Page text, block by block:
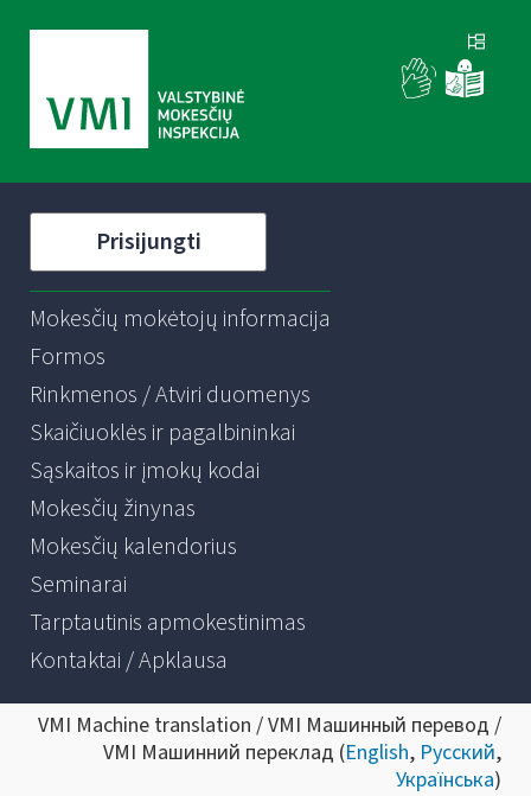
Prisijungti
Mokesčių mokėtojų informacija
Formos
Rinkmenos / Atviri duomenys
Skaičiuoklės ir pagalbininkai
Sąskaitos ir įmokų kodai
Mokesčių žinynas
Mokesčių kalendorius
Seminarai
Tarptautinis apmokestinimas
Kontaktai / Apklausa
VMI Machine translation / VMI Машинный перевод /
VMI Машинний переклад (English, Русский,
Українська)